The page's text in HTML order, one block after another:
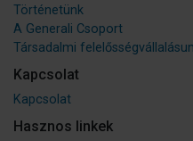
Történetünk
A Generali Csoport
Társadalmi
Kapcsolat
Kapcsolat
Hasznos linkek